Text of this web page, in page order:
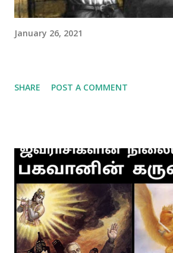
January 26, 2021
SHARE POST A COMMENT